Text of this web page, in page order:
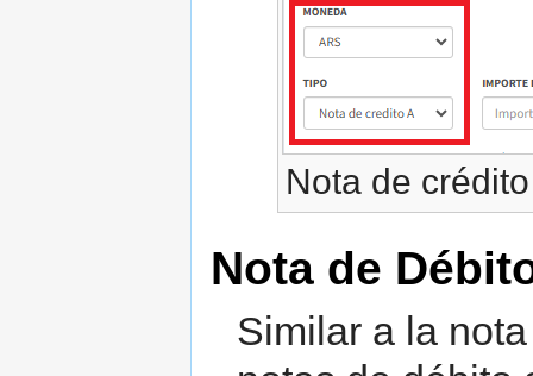
Nota de crédito
Nota de
Similar a la